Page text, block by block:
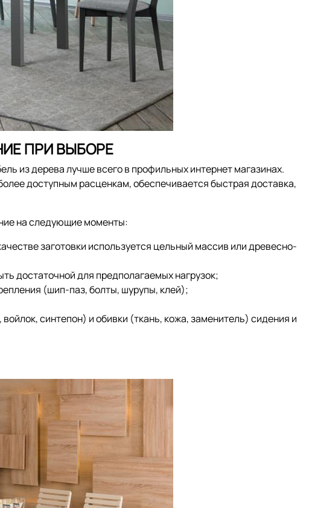
ПРИ ВЫБОРЕ
из дерева лучше всего в профильных интернет магазинах.
доступным расценкам, обеспечивается быстрая доставка,
на следующие моменты:
заготовки используется цельный массив или древесно-
достаточной для предполагаемых нагрузок;
(шип-паз, болты, шурупы, клей);
синтепон) и обивки (ткань, кожа, заменитель) сидения и